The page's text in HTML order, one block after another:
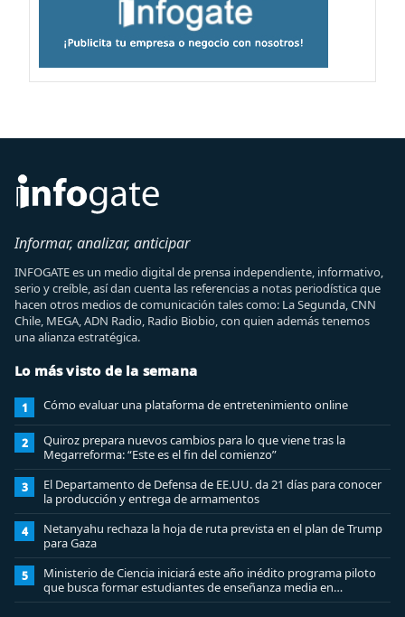
Informar, analizar, anticipar
INFOGATE es un medio digital de prensa independiente, informativo,
serio y creíble, así dan cuenta las referencias a notas periodística que
hacen otros medios de comunicación tales como: La Segunda, CNN
Chile, MEGA, ADN Radio, Radio Biobio, con quien además tenemos
una alianza estratégica.
Lo más visto de la semana
1 Cómo evaluar una plataforma de entretenimiento online
2
Quiroz prepara nuevos cambios para lo que viene tras la
Megarreforma: “Este es el fin del comienzo”
3
El Departamento de Defensa de EE.UU. da 21 días para conocer
la producción y entrega de armamentos
4
Netanyahu rechaza la hoja de ruta prevista en el plan de Trump
para Gaza
5
Ministerio de Ciencia iniciará este año inédito programa piloto
que busca formar estudiantes de enseñanza media en
ciberseguridad